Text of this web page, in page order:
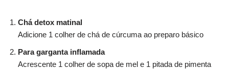
Chá detox matinal
Adicione 1 colher de chá de cúrcuma ao preparo básico
Para garganta inflamada
Acrescente 1 colher de sopa de mel e 1 pitada de pimenta